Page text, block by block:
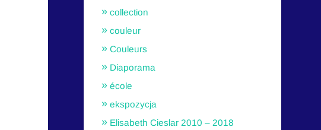
collection
couleur
Couleurs
Diaporama
école
ekspozycja
Elisabeth Cieslar 2010 – 2018